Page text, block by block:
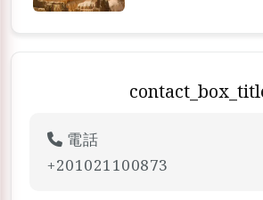
電話
+201021100873